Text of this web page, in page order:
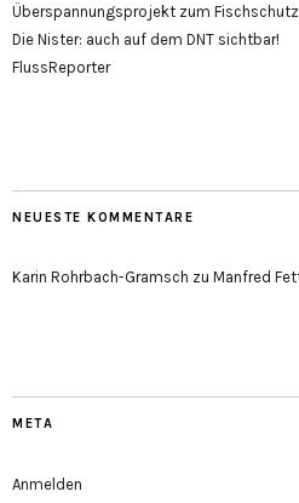
Überspannungsprojekt zum Fischschutz
Die Nister: auch auf dem DNT sichtbar!
FlussReporter
NEUESTE KOMMENTARE
Karin Rohrbach-Gramsch zu Manfred
META
Anmelden